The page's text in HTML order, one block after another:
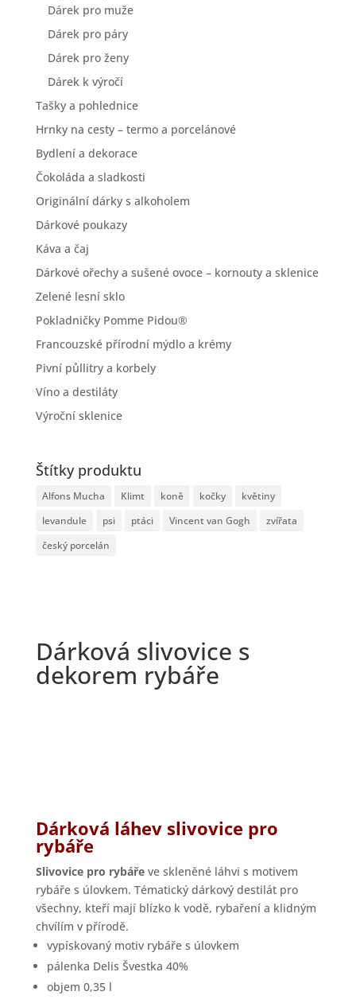
Dárek pro muže
Dárek pro páry
Dárek pro ženy
Dárek k výročí
Tašky a pohlednice
Hrnky na cesty – termo a porcelánové
Bydlení a dekorace
Čokoláda a sladkosti
Originální dárky s alkoholem
Dárkové poukazy
Káva a čaj
Dárkové ořechy a sušené ovoce – kornouty a sklenice
Zelené lesní sklo
Pokladničky Pomme Pidou®
Francouzské přírodní mýdlo a krémy
Pivní půllitry a korbely
Víno a destiláty
Výroční sklenice
Štítky produktu
Alfons Mucha Klimt koně kočky
květiny
levandule
psi ptáci Vincent van Gogh
zvířata
český porcelán
Dárková slivovice s
dekorem rybáře
Dárková láhev slivovice pro
rybáře
Slivovice pro rybářeve skleněné láhvi s motivem
rybáře s úlovkem. Tématický dárkový destilát pro
všechny, kteří mají blízko k vodě, rybaření a klidným
chvílím v přírodě.
vypískovaný motiv rybáře s úlovkem
pálenka Delis Švestka 40%
objem 0,35 l